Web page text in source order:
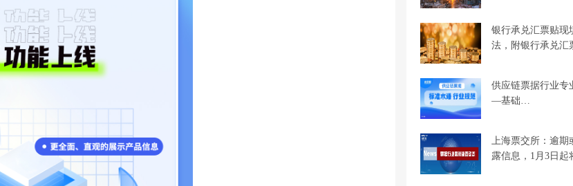
银行承兑汇票贴现
法，附银行承兑
供应链票据行业专
—基础…
上海票交所：逾期
露信息，1月3日